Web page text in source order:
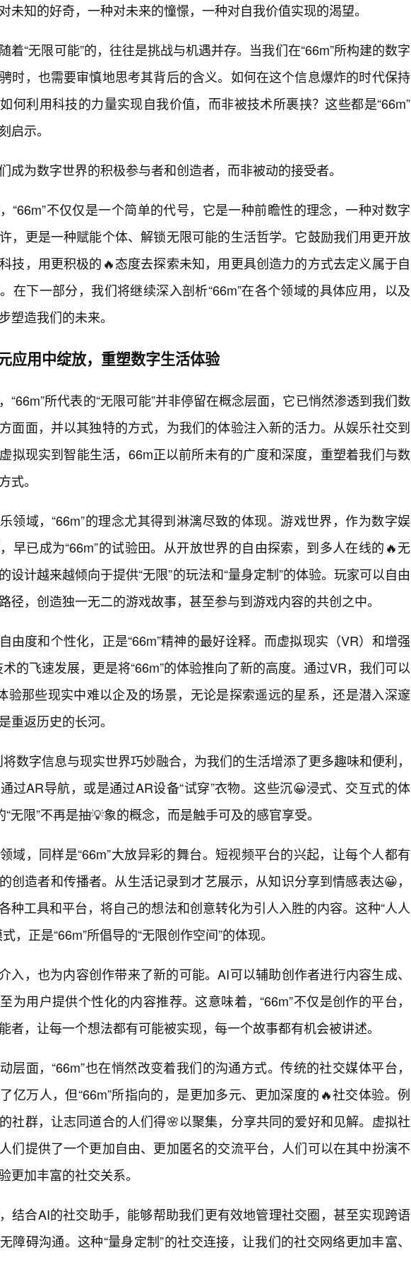
未知的好奇，一种对未来的憧憬，一种对自我价值实现的渴望。
着“无限可能”的，往往是挑战与机遇并存。当我们在“66m”所构建的数字
时，也需要审慎地思考其背后的含义。如何在这个信息爆炸的时代保持
何利用科技的力量实现自我价值，而非被技术所裹挟？这些都是“66m”
启示。
成为数字世界的积极参与者和创造者，而非被动的接受者。
“66m”不仅仅是一个简单的代号，它是一种前瞻性的理念，一种对数字
，更是一种赋能个体、解锁无限可能的生活哲学。它鼓励我们用更开放
技，用更积极的🔥态度去探索未知，用更具创造力的方式去定义属于自
在下一部分，我们将继续深入剖析“66m”在各个领域的具体应用，以及
塑造我们的未来。
应用中绽放，重塑数字生活体验
“66m”所代表的“无限可能”并非停留在概念层面，它已悄然渗透到我们数
面面，并以其独特的方式，为我们的体验注入新的活力。从娱乐社交到
拟现实到智能生活，66m正以前所未有的广度和深度，重塑着我们与数
式。
领域，“66m”的理念尤其得到淋漓尽致的体现。游戏世界，作为数字娱
早已成为“66m”的试验田。从开放世界的自由探索，到多人在线的🔥无
设计越来越倾向于提供“无限”的玩法和“量身定制”的体验。玩家可以自由
径，创造独一无二的游戏故事，甚至参与到游戏内容的共创之中。
由度和个性化，正是“66m”精神的最好诠释。而虚拟现实（VR）和增强
的飞速发展，更是将“66m”的体验推向了新的高度。通过VR，我们可以
验那些现实中难以企及的场景，无论是探索遥远的星系，还是潜入深邃
重返历史的长河。
数字信息与现实世界巧妙融合，为我们的生活增添了更多趣味和便利，
过AR导航，或是通过AR设备“试穿”衣物。这些沉😀浸式、交互式的体
“无限”不再是抽💡象的概念，而是触手可及的感官享受。
域，同样是“66m”大放异彩的舞台。短视频平台的兴起，让每个人都有
创造者和传播者。从生活记录到才艺展示，从知识分享到情感表达😀，
种工具和平台，将自己的想法和创意转化为引人入胜的内容。这种“人人
，正是“66m”所倡导的“无限创作空间”的体现。
入，也为内容创作带来了新的可能。AI可以辅助创作者进行内容生成、
为用户提供个性化的内容推荐。这意味着，“66m”不仅是创作的平台，
者，让每一个想法都有可能被实现，每一个故事都有机会被讲述。
层面，“66m”也在悄然改变着我们的沟通方式。传统的社交媒体平台，
亿万人，但“66m”所指向的，是更加多元、更加深度的🔥社交体验。例
社群，让志同道合的人们得🌸以聚集，分享共同的爱好和见解。虚拟社
们提供了一个更加自由、更加匿名的交流平台，人们可以在其中扮演不
更加丰富的社交关系。
结合AI的社交助手，能够帮助我们更有效地管理社交圈，甚至实现跨语
障碍沟通。这种“量身定制”的社交连接，让我们的社交网络更加丰富、